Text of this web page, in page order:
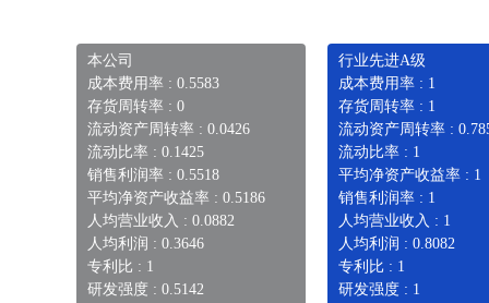
本公司
成本费用率 : 0.5583
存货周转率 : 0
流动资产周转率 : 0.0426
流动比率 : 0.1425
销售利润率 : 0.5518
平均净资产收益率 : 0.5186
人均营业收入 : 0.0882
人均利润 : 0.3646
专利比 : 1
研发强度 : 0.5142
行业先进A级
成本费用率 : 1
存货周转率 : 1
流动资产周转率 :
流动比率 : 1
平均净资产收益率 : 1
销售利润率 : 1
人均营业收入 : 1
人均利润 : 0.8082
专利比 : 1
研发强度 : 1